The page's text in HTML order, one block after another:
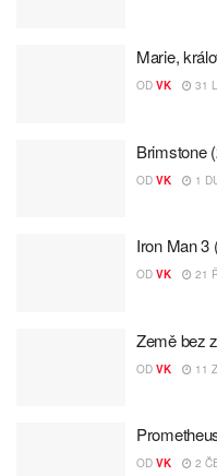
Marie,
OD VK 31
Brimstone
OD VK 1
Iron Man 3
OD VK 21
Země bez
OD VK 11
OD VK 2